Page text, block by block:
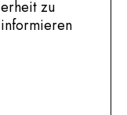
erheit zu
informieren